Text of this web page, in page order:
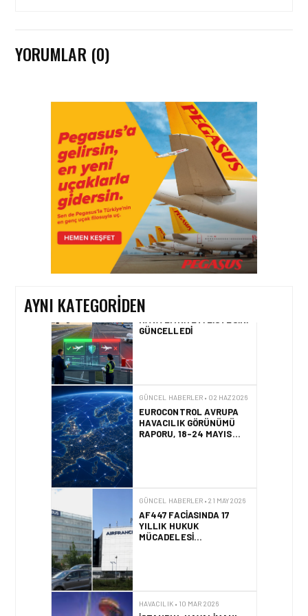
YORUMLAR (0)
AYNI KATEGORIDEN
GÜNCEL HABERLER • 22 TEM 2026
OKYANUSU KÜREK
ÇEKEREK AŞACAK İLK
TÜRK TAKIMINA GURUR
DOLU DESTEK!
GÜNCEL HABERLER • 12 HAZ 2026
AVRUPA KOMISYONU AB
HAVA EMNIYETI LISTESINI
GÜNCELLEDI
GÜNCEL HABERLER • 02 HAZ 2026
EUROCONTROL AVRUPA
GÜNCEL HABERLER • 21 MAY 2026
AF447 FACIASINDA 17
HAVACILIK • 10 MAR 2026
İSTANBUL HAVALIMANI